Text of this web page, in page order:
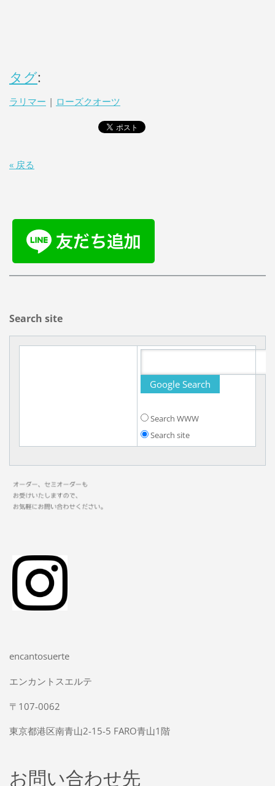
タグ:
ラリマー | ローズクオーツ
« 戻る
Search site
Search WWW
Search site
encantosuerte
エンカントスエルテ
〒107-0062
東京都港区南青山2-15-5 FARO青山1階
お問い合わせ先